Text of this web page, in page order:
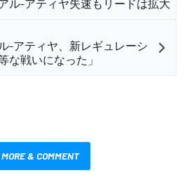
ル-アティヤ失速もリードは拡大
-アティヤ、新レギュレーシ
な戦いになった」
& COMMENT